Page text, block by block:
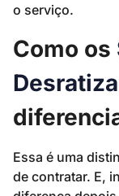
o serviço.
Como os
Essa é uma
de contratar. E,